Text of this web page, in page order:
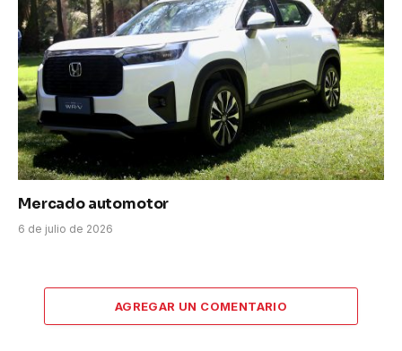
Mercado automotor
6 de julio de 2026
AGREGAR UN COMENTARIO